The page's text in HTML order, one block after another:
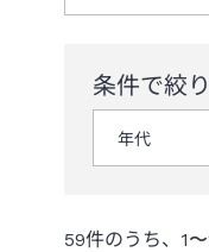
条件で絞
年代
59件のうち、 1〜